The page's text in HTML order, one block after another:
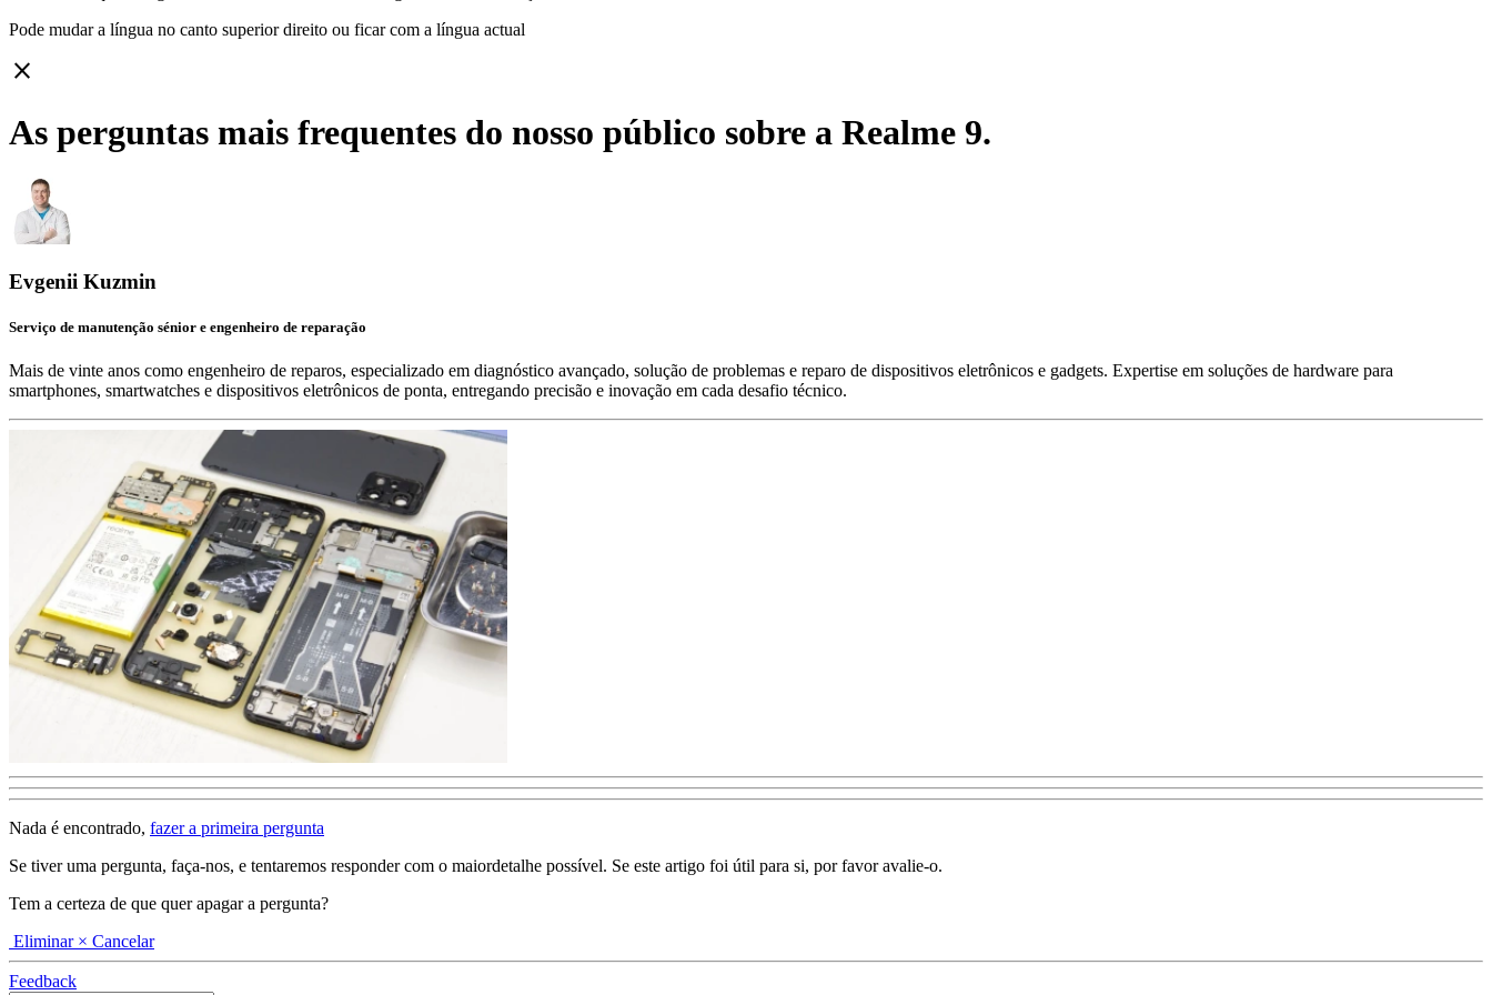
Pode mudar a língua no canto superior direito ou ficar com a língua actual
close
As perguntas mais frequentes do nosso público sobre a Realme 9.
Evgenii Kuzmin
Serviço de manutenção sénior e engenheiro de reparação
Mais de vinte anos como engenheiro de reparos, especializado em diagnóstico avançado, solução de problemas e reparo de dispositivos eletrônicos e gadgets. Expertise em soluções de hardware para
smartphones, smartwatches e dispositivos eletrônicos de ponta, entregando precisão e inovação em cada desafio técnico.
Nada é encontrado, fazer a primeira pergunta
Se tiver uma pergunta, faça-nos, e tentaremos responder com o maiordetalhe possível. Se este artigo foi útil para si, por favor avalie-o.
Tem a certeza de que quer apagar a pergunta?
Eliminar × Cancelar
Feedback